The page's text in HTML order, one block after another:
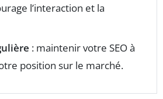
l’interaction et la
: maintenir votre SEO à
position sur le marché.